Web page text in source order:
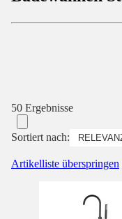
50 Ergebnisse
Sortiert nach:
Artikelliste überspringen